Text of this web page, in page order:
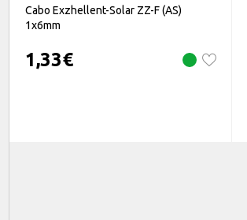
Cabo Exzhellent-Solar ZZ-F (AS)
1x6mm
1,33€